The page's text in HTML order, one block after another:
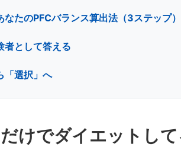
たのPFCバランス算出法（3ステップ）
者として答える
「選択」へ
けでダイエットし